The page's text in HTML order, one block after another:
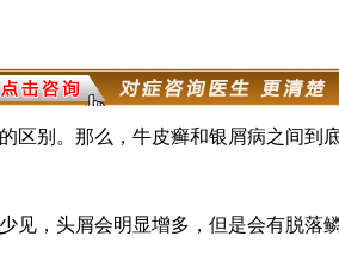
区别。那么，牛皮癣和银屑病之间到
，头屑会明显增多，但是会有脱落